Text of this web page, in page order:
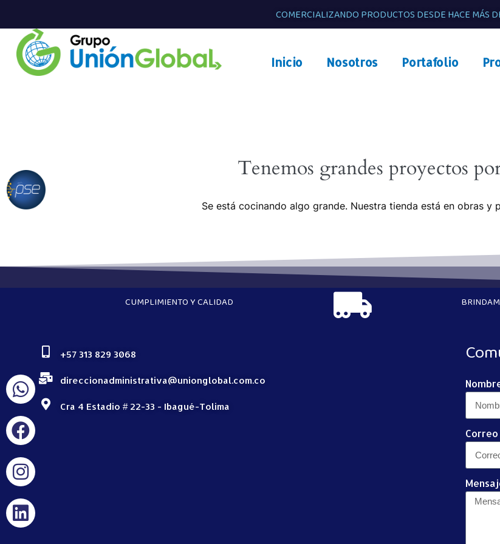
COMERCIALIZANDO PRODUCTOS DESDE HACE MÁS
Inicio Nosotros Portafolio
Tenemos grandes proyectos
Se está cocinando algo grande. Nuestra tienda está en obras y
CUMPLIMIENTO Y CALIDAD
+57 313 829 3068
direccionadministrativa@unionglobal.com.co
Cra 4 Estadio # 22-33 - Ibagué-Tolima
Correo